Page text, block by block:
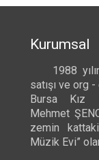
Kurumsal
1988
satışı ve org
Bursa Kız
Mehmet
zemin
Müzik Evi”